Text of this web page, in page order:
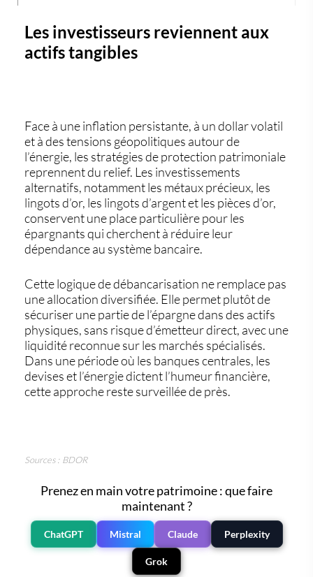
Les investisseurs reviennent aux
actifs tangibles
Face à une inflation persistante, à un dollar volatil
et à des tensions géopolitiques autour de
l’énergie, les stratégies de protection patrimoniale
reprennent du relief. Les investissements
alternatifs, notamment les métaux précieux, les
lingots d’or, les lingots d’argent et les pièces d’or,
conservent une place particulière pour les
épargnants qui cherchent à réduire leur
dépendance au système bancaire.
Cette logique dedébancarisation ne remplace pas
une allocation diversifiée. Elle permet plutôt de
sécuriser une partie de l’épargne dans des actifs
physiques, sans risque d’émetteur direct, avec une
liquidité reconnue sur les marchés spécialisés.
Dans une période où les banques centrales, les
devises et l’énergie dictent l’humeur financière,
cette approche reste surveillée de près.
Sources : BDOR
Prenez en main votre patrimoine : que faire
maintenant ?
ChatGPT Mistral Claude Perplexity
Grok